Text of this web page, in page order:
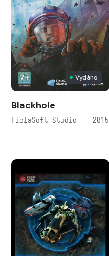
Vydáno
Blackhole
FiolaSoft Studio — 2015